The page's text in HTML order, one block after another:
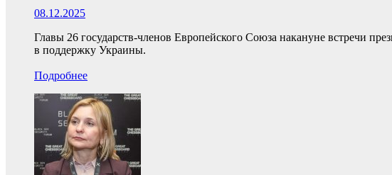
08.12.2025
Главы 26 государств-членов Европейского Союза накануне встречи
в поддержку Украины.
Подробнее